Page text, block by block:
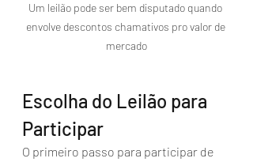
Um leilão pode ser bem disputado quando
envolve descontos chamativos pro valor de
mercado
Escolha do Leilão para
Participar
O primeiro passo para participar de